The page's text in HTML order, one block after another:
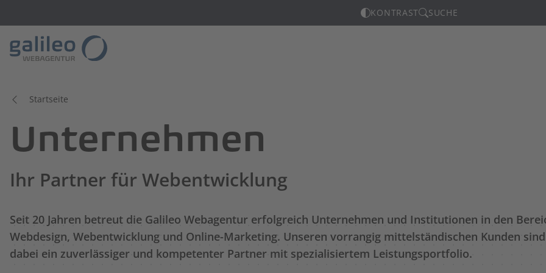
KONTRAST SUCHE
Startseite
Unternehmen
Ihr Partner für Webentwicklung
Seit 20 Jahren betreut die Galileo Webagentur erfolgreich Unternehmen und Institutionen in den
Webdesign, Webentwicklung und Online-Marketing. Unseren vorrangig mittelständischen Kunden
dabei ein zuverlässiger und kompetenter Partner mit spezialisiertem Leistungsportfolio.